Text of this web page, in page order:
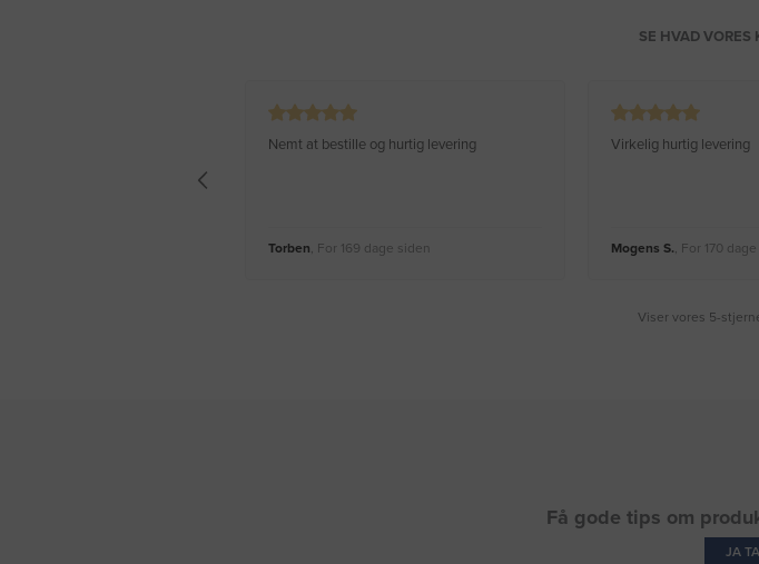
SE HVAD VORES
Nemt at bestille og hurtig levering
Torben, For 169 dage siden
Virkelig hurtig levering
Mogens S., For 170
Viser vores 5-
Få gode tips om
JA